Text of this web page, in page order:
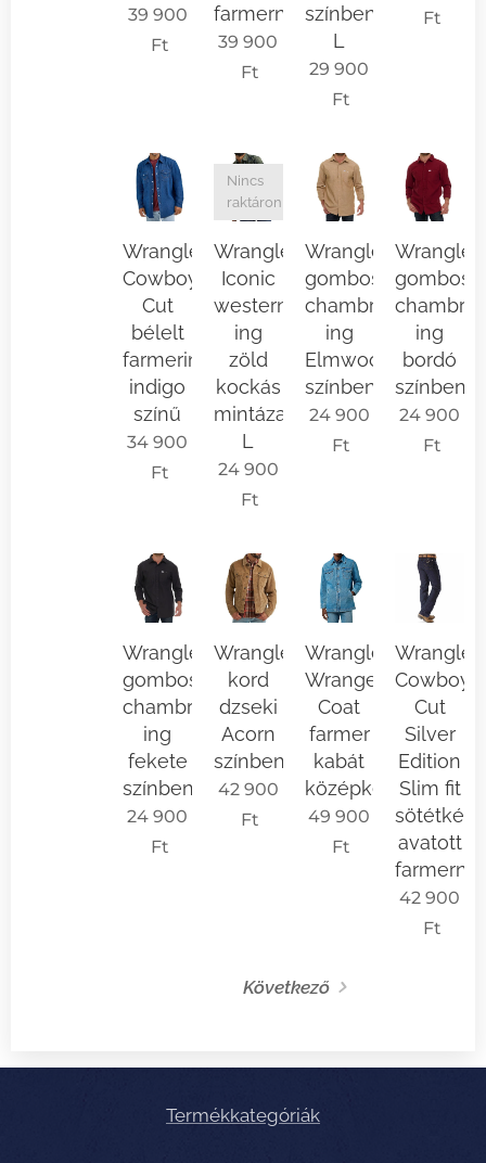
39 900
Ft
farmernadrág
39 900
Ft
színben
L
29 900
Ft
Ft
Wrangler
Cowboy
Cut
bélelt
farmering
indigo
színű
34 900
Ft
Wrangler
Iconic
western
ing
zöld
kockás
mintázattal
L
Nincs
raktáron
24 900
Ft
Wrangler
gombos
chambray
ing
Elmwood
színben
24 900
Ft
Wrangler
gombos
ing
bordó
színben
24 900
Ft
Wrangler
gombos
chambray
ing
fekete
színben
24 900
Ft
Wrangler
kord
dzseki
Acorn
színben
42 900
Ft
Wrangler
Wrange
Coat
farmer
kabát
középkék
49 900
Ft
Wrangler
Cowboy
Cut
Silver
Edition
Slim fit
sötétkék
avatott
42 900
Ft
Következő
Termékkategóriák